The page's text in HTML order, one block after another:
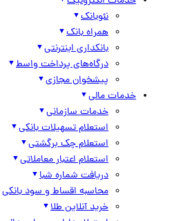
نئوبانک
همراه بانک
بانکداری اینترنتی
درگاه‌های پرداخت واسط
پیشخوان مجازی
خدمات مالی
خدمات سازمانی
استعلام تسهیلات بانکی
استعلام چک برگشتی
استعلام اعتبار معاملاتی
دریافت شماره شبا
محاسبه اقساط و سود بانکی
خرید آنلاین طلا